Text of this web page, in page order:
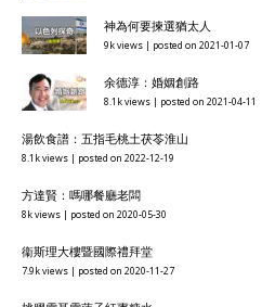
神為何要揀選猶太人
9k views | posted on 2021-01-07
余德淳：婚姻創路
8.1k views | posted on 2021-04-11
湯飲食譜：五指毛桃土茯苓淮山
8.1k views | posted on 2022-12-19
方達賢：嗎哪餐廳老闆
8k views | posted on 2020-05-30
衞斯理大樓暨國際禮拜堂
7.9k views | posted on 2020-11-27